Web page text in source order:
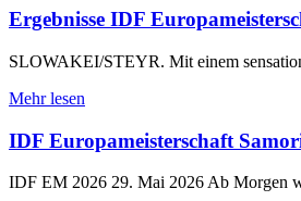
Ergebnisse IDF
SLOWAKEI/STEYR. Mit einem
Mehr lesen
IDF Europameisterschaft
IDF EM 2026 29. Mai 2026 Ab Morgen